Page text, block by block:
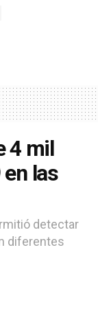
4 mil
las
detectar
diferentes